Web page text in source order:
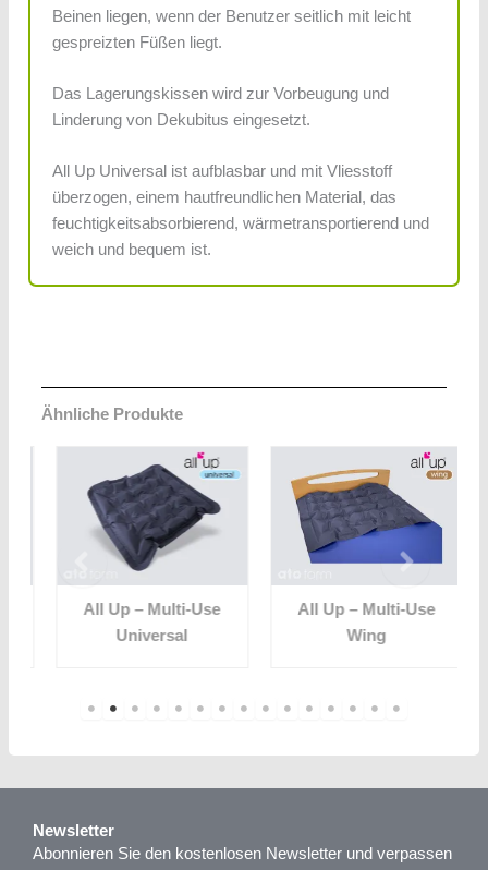
Beinen liegen, wenn der Benutzer seitlich mit leicht
gespreizten Füßen liegt.
Das Lagerungskissen wird zur Vorbeugung und
Linderung von Dekubitus eingesetzt.
All Up Universal ist aufblasbar und mit Vliesstoff
überzogen, einem hautfreundlichen Material, das
feuchtigkeitsabsorbierend, wärmetransportierend und
weich und bequem ist.
Ähnliche Produkte
All Up – Multi-Use
Universal
All Up – Multi-Use
Wing
Newsletter
Abonnieren Sie den kostenlosen Newsletter und verpassen